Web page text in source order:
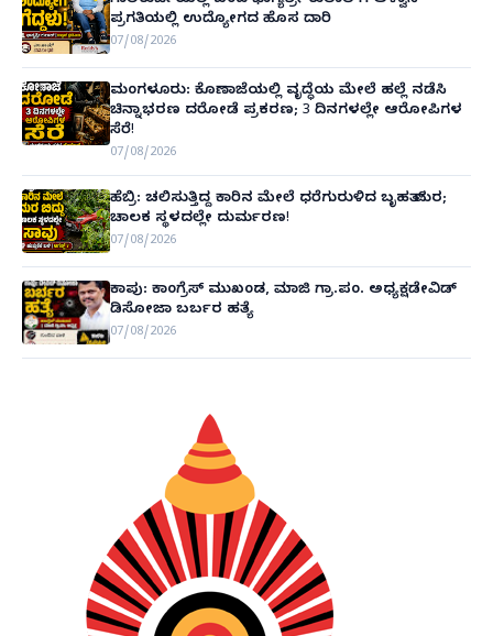
ಪ್ರಗತಿಯಲ್ಲಿ ಉದ್ಯೋಗದ ಹೊಸ ದಾರಿ
07/08/2026
ಮಂಗಳೂರು: ಕೊಣಾಜೆಯಲ್ಲಿ ವೃದ್ಧೆಯ ಮೇಲೆ ಹಲ್ಲೆ ನಡೆಸಿ
ಚಿನ್ನಾಭರಣ ದರೋಡೆ ಪ್ರಕರಣ; 3 ದಿನಗಳಲ್ಲೇ ಆರೋಪಿಗಳ
ಸೆರೆ!
07/08/2026
ಹೆಬ್ರಿ: ಚಲಿಸುತ್ತಿದ್ದ ಕಾರಿನ ಮೇಲೆ ಧರೆಗುರುಳಿದ ಬೃಹತ್ ಮರ;
ಚಾಲಕ ಸ್ಥಳದಲ್ಲೇ ದುರ್ಮರಣ!
07/08/2026
ಕಾಪು: ಕಾಂಗ್ರೆಸ್ ಮುಖಂಡ, ಮಾಜಿ ಗ್ರಾ.ಪಂ. ಅಧ್ಯಕ್ಷಡೇವಿಡ್
ಡಿಸೋಜಾ ಬರ್ಬರ ಹತ್ಯೆ
07/08/2026